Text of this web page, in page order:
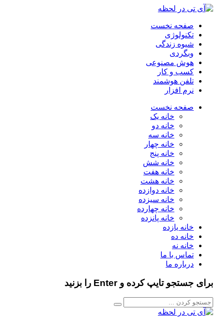
صفحه نخست
تکنولوژی
شیوه زندگی
وبگردی
هوش مصنوعی
کسب و کار
تلفن هوشمند
نرم افزار
صفحه نخست
خانه یک
خانه دو
خانه سه
خانه چهار
خانه پنج
خانه شش
خانه هفت
خانه هشت
خانه دوازده
خانه سیزده
خانه چهارده
خانه پانزده
خانه یازده
خانه ده
خانه نه
تماس با ما
درباره ما
برای جستجو تایپ کرده و Enter را بزنید